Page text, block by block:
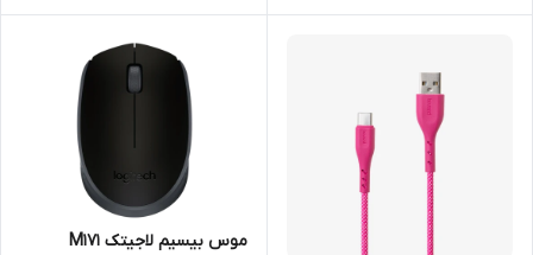
موس بیسیم لاجیتک M171